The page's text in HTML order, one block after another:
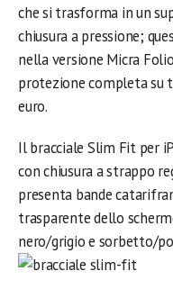
che si trasforma in un
chiusura a pressione;
nella versione Micra
protezione completa su
euro.
Il bracciale Slim Fit per
con chiusura a strappo
presenta bande
trasparente dello
nero/grigio e sorbetto/